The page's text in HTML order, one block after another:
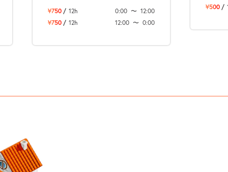
¥750 / 12h 0:00 〜 12:00
¥750 / 12h 12:00 〜 0:00
¥500 /